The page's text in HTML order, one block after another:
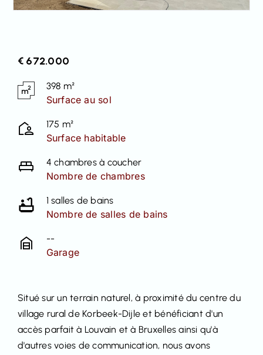
€ 672.000
398 m²
Surface au sol
175 m²
Surface habitable
4 chambres à coucher
Nombre de chambres
1 salles de bains
Nombre de salles de bains
--
Garage
Situé sur un terrain naturel, à proximité du centre du
village rural de Korbeek-Dijle et bénéficiant d'un
accès parfait à Louvain et à Bruxelles ainsi qu'à
d'autres voies de communication, nous avons